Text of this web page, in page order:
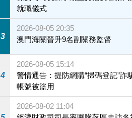
就職儀式
3
2026-08-05 20:35
澳門海關晉升9名副關務監督
4
2026-08-05 15:14
警情通告：提防網購“掃碼登記”詐
帳號被盜用
2026-08-02 11:04